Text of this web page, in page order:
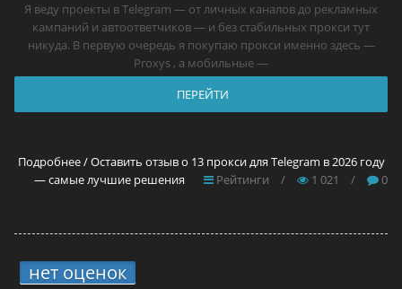
Я веду проекты в Telegram — от личных каналов до рекламных
кампаний и автоответчиков — и без стабильных прокси тут
никуда. В первую очередь я покупаю прокси именно здесь —
Proxys , а мобильные —
ПЕРЕЙТИ
Подробнее / Оставить отзыв о 13 прокси для Telegram в 2026 году
— самые лучшие решения
Рейтинги / 1 021 / 0
нет оценок